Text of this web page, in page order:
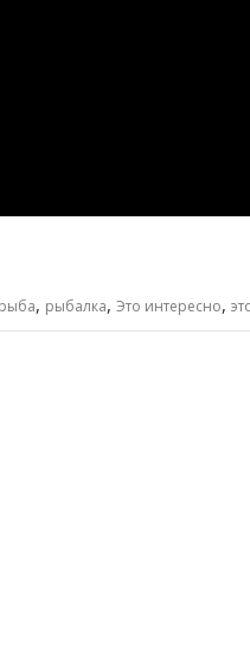
рыба, рыбалка, Это интересно,